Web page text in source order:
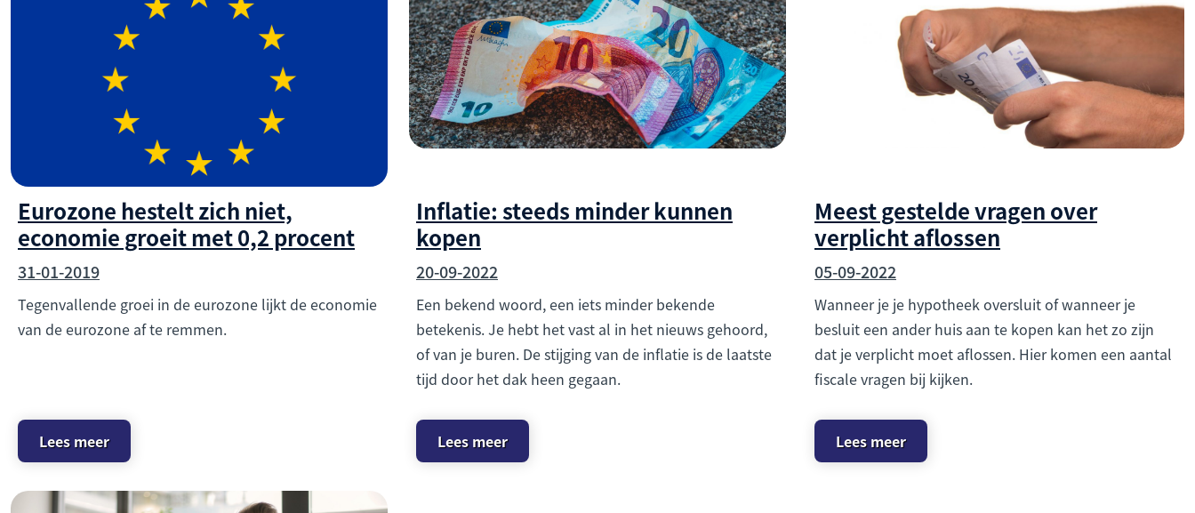
Eurozone hestelt zich niet,
economie groeit met 0,2 procent
31-01-2019
Tegenvallende groei in de eurozone lijkt de economie
van de eurozone af te remmen.
Lees meer
Inflatie: steeds minder kunnen
kopen
20-09-2022
Een bekend woord, een iets minder bekende
betekenis. Je hebt het vast al in het nieuws gehoord,
of van je buren. De stijging van de inflatie is de laatste
tijd door het dak heen gegaan.
Lees meer
Meest gestelde vragen over
verplicht aflossen
05-09-2022
Wanneer je je hypotheek oversluit of wanneer je
besluit een ander huis aan te kopen kan het zo zijn
dat je verplicht moet aflossen. Hier komen een aantal
fiscale vragen bij kijken.
Lees meer